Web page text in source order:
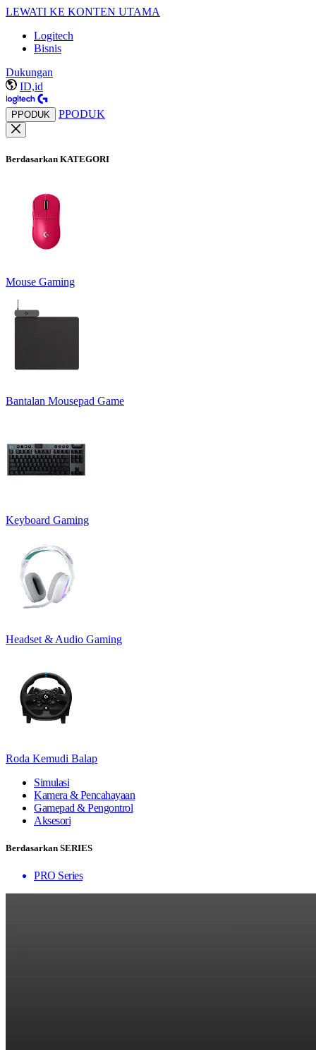
LEWATI KE KONTEN UTAMA
Logitech
Bisnis
Dukungan
ID,id
PPODUK PPODUK
Berdasarkan KATEGORI
Mouse Gaming
Bantalan Mousepad Game
Keyboard Gaming
Headset & Audio Gaming
Roda Kemudi Balap
Simulasi
Kamera & Pencahayaan
Gamepad & Pengontrol
Aksesori
Berdasarkan SERIES
PRO Series